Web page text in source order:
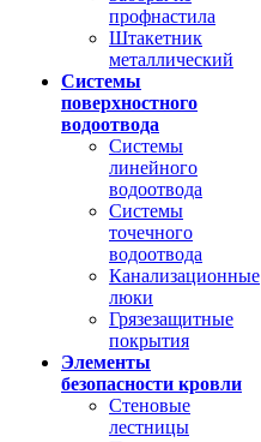
профнастила
Штакетник
металлический
Системы
поверхностного
водоотвода
Системы
линейного
водоотвода
Системы
точечного
водоотвода
Канализационные
люки
Грязезащитные
покрытия
Элементы
безопасности кровли
Стеновые
лестницы